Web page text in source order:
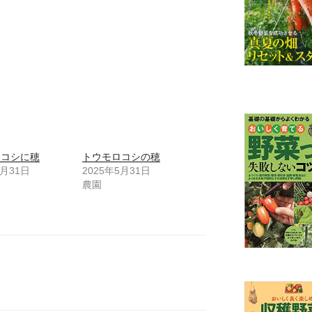
シに穂
31日
トウモロコシの穂
2025年5月31日
農園